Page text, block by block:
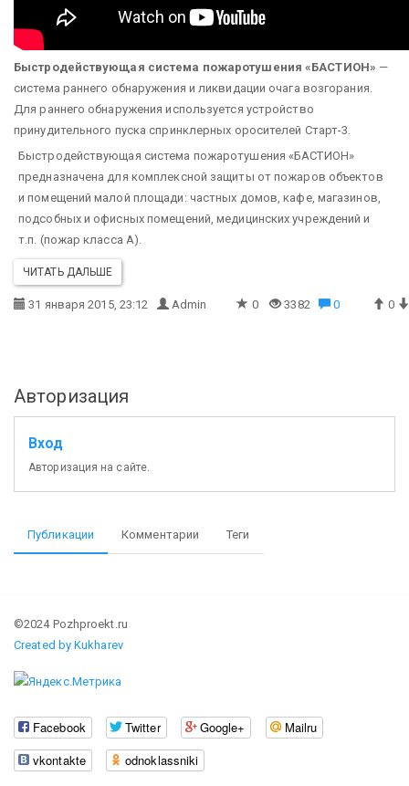
Быстродействующая система пожаротушения «БАСТИОН» —
система раннего обнаружения и ликвидации очага возгорания.
Для раннего обнаружения используется устройство
принудительного пуска спринклерных оросителей Старт-3.
Быстродействующая система пожаротушения «БАСТИОН»
предназначена для комплексной защиты от пожаров объектов
и помещений малой площади: частных домов, кафе, магазинов,
подсобных и офисных помещений, медицинских учреждений и
т.п. (пожар класса А).
ЧИТАТЬ ДАЛЬШЕ
31 января 2015, 23:12 Admin 0 3382 0 0
Авторизация
Вход
Авторизация на сайте.
Публикации Комментарии Теги
©2024 Pozhproekt.ru
Created by Kukharev
Facebook Twitter Google+
Mailru
vkontakte
odnoklassniki